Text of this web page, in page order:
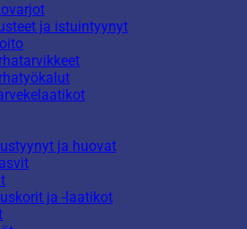
ja istuintyynyt
ja huovat
ja -laatikot